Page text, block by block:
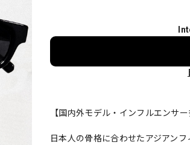
【国内外モデル・インフルエンサー
日本人の骨格に合わせたアジアン